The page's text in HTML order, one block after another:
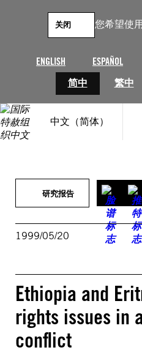
您希望使
ENGLISH ESPAÑOL
简中
繁中
关闭
中文（简体）
研究报告
1999/05/20
Ethiopia and
rights issues in
conflict